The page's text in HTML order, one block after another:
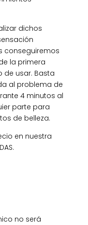
dichos
conseguiremos
la primera
de usar. Basta
al problema de
4 minutos al
parte para
de belleza.
en nuestra
no será